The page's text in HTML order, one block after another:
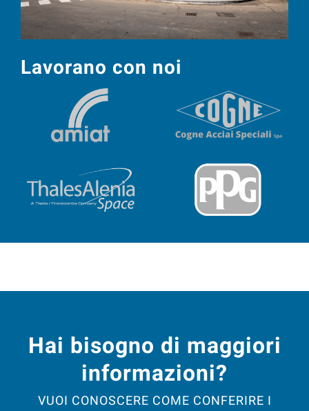
Lavorano con noi
Hai bisogno di maggiori
informazioni?
VUOI CONOSCERE COME CONFERIRE I